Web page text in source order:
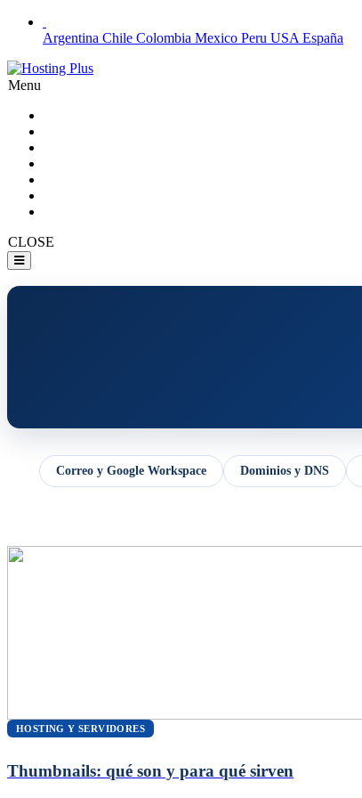
Argentina Chile Colombia Mexico Peru USA España
Menu
CLOSE
Correo y Google Workspace Dominios y DNS
HOSTING Y SERVIDORES
Thumbnails: qué son y para qué sirven